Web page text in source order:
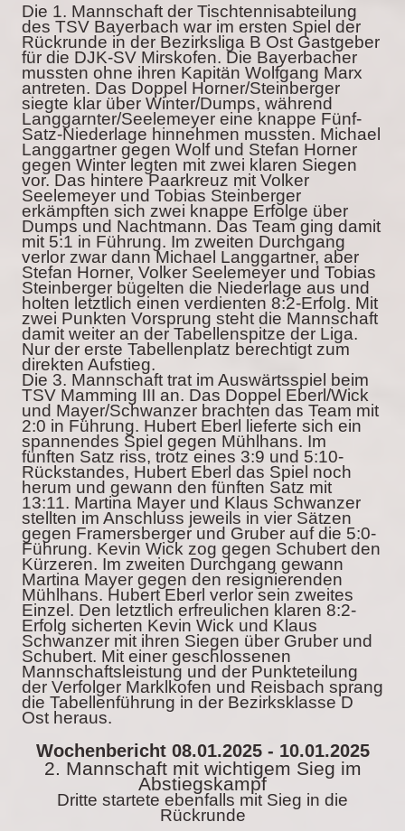
Die 1. Mannschaft der Tischtennisabteilung
des TSV Bayerbach war im ersten Spiel der
Rückrunde in der Bezirksliga B Ost Gastgeber
für die DJK-SV Mirskofen. Die Bayerbacher
mussten ohne ihren Kapitän Wolfgang Marx
antreten. Das Doppel Horner/Steinberger
siegte klar über Winter/Dumps, während
Langgarnter/Seelemeyer eine knappe Fünf-
Satz-Niederlage hinnehmen mussten. Michael
Langgartner gegen Wolf und Stefan Horner
gegen Winter legten mit zwei klaren Siegen
vor. Das hintere Paarkreuz mit Volker
Seelemeyer und Tobias Steinberger
erkämpften sich zwei knappe Erfolge über
Dumps und Nachtmann. Das Team ging damit
mit 5:1 in Führung. Im zweiten Durchgang
verlor zwar dann Michael Langgartner, aber
Stefan Horner, Volker Seelemeyer und Tobias
Steinberger bügelten die Niederlage aus und
holten letztlich einen verdienten 8:2-Erfolg. Mit
zwei Punkten Vorsprung steht die Mannschaft
damit weiter an der Tabellenspitze der Liga.
Nur der erste Tabellenplatz berechtigt zum
direkten Aufstieg.
Die 3. Mannschaft trat im Auswärtsspiel beim
TSV Mamming III an. Das Doppel Eberl/Wick
und Mayer/Schwanzer brachten das Team mit
2:0 in Führung. Hubert Eberl lieferte sich ein
spannendes Spiel gegen Mühlhans. Im
fünften Satz riss, trotz eines 3:9 und 5:10-
Rückstandes, Hubert Eberl das Spiel noch
herum und gewann den fünften Satz mit
13:11. Martina Mayer und Klaus Schwanzer
stellten im Anschluss jeweils in vier Sätzen
gegen Framersberger und Gruber auf die 5:0-
Führung. Kevin Wick zog gegen Schubert den
Kürzeren. Im zweiten Durchgang gewann
Martina Mayer gegen den resignierenden
Mühlhans. Hubert Eberl verlor sein zweites
Einzel. Den letztlich erfreulichen klaren 8:2-
Erfolg sicherten Kevin Wick und Klaus
Schwanzer mit ihren Siegen über Gruber und
Schubert. Mit einer geschlossenen
Mannschaftsleistung und der Punkteteilung
der Verfolger Marklkofen und Reisbach sprang
die Tabellenführung in der Bezirksklasse D
Ost heraus.
Wochenbericht 08.01.2025 - 10.01.2025
2. Mannschaft mit wichtigem Sieg im
Abstiegskampf
Dritte startete ebenfalls mit Sieg in die
Rückrunde